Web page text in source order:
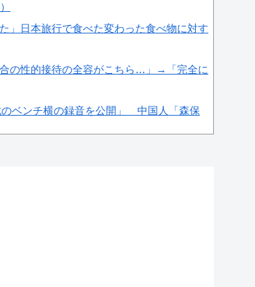
」日本旅行で食べた変わった食べ物に対す
の性的接待の全容がこちら…」→「完全に
ベンチ横の録音を公開」 中国人「森保
審判に性接待したことが発覚！」